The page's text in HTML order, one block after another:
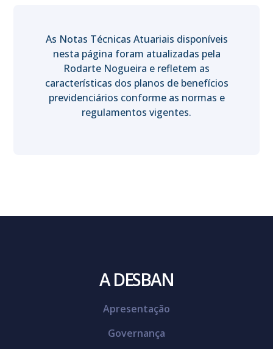
As Notas Técnicas Atuariais disponíveis
nesta página foram atualizadas pela
Rodarte Nogueira e refletem as
características dos planos de benefícios
previdenciários conforme as normas e
regulamentos vigentes.
A DESBAN
Apresentação
Governança